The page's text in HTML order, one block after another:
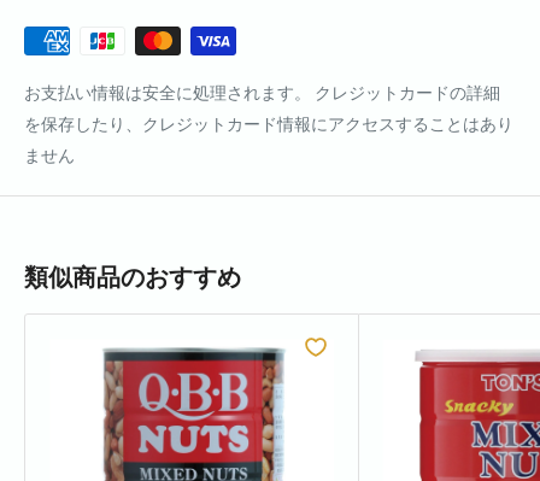
お支払い情報は安全に処理されます。 クレジットカードの詳細
を保存したり、クレジットカード情報にアクセスすることはあり
ません
類似商品のおすすめ